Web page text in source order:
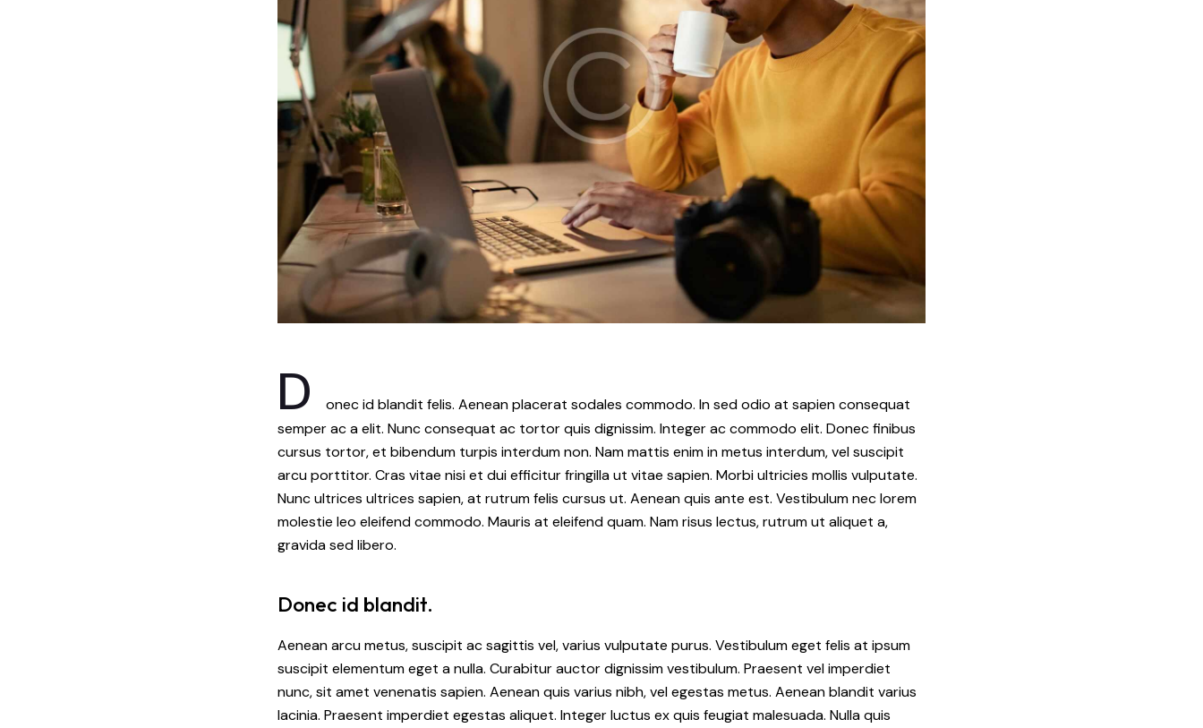
D
onec id blandit felis. Aenean placerat sodales commodo. In sed odio at sapien consequat
semper ac a elit. Nunc consequat ac tortor quis dignissim. Integer ac commodo elit. Donec finibus
cursus tortor, et bibendum turpis interdum non. Nam mattis enim in metus interdum, vel suscipit
arcu porttitor. Cras vitae nisi et dui efficitur fringilla ut vitae sapien. Morbi ultricies mollis vulputate.
Nunc ultrices ultrices sapien, at rutrum felis cursus ut. Aenean quis ante est. Vestibulum nec lorem
molestie leo eleifend commodo. Mauris at eleifend quam. Nam risus lectus, rutrum ut aliquet a,
gravida sed libero.
Donec id blandit.
Aenean arcu metus, suscipit ac sagittis vel, varius vulputate purus. Vestibulum eget felis at ipsum
suscipit elementum eget a nulla. Curabitur auctor dignissim vestibulum. Praesent vel imperdiet
nunc, sit amet venenatis sapien. Aenean quis varius nibh, vel egestas metus. Aenean blandit varius
lacinia. Praesent imperdiet egestas aliquet. Integer luctus ex quis feugiat malesuada. Nulla quis